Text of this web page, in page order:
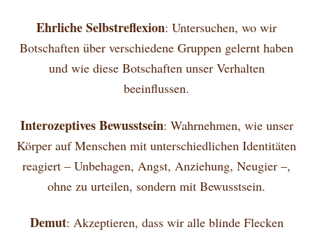
Ehrliche Selbstreflexion: Untersuchen, wo wir
Botschaften über verschiedene Gruppen gelernt haben
und wie diese Botschaften unser Verhalten
beeinflussen.
Interozeptives Bewusstsein: Wahrnehmen, wie unser
Körper auf Menschen mit unterschiedlichen Identitäten
reagiert – Unbehagen, Angst, Anziehung, Neugier –,
ohne zu urteilen, sondern mit Bewusstsein.
Demut: Akzeptieren, dass wir alle blinde Flecken